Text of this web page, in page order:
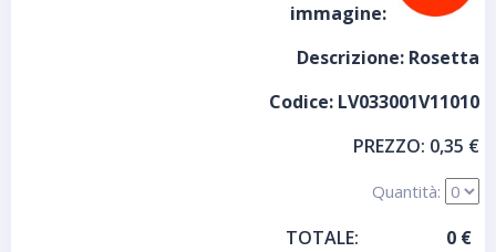
immagine:
Descrizione: Rosetta
Codice: LV033001V11010
PREZZO: 0,35 €
Quantità:
TOTALE: